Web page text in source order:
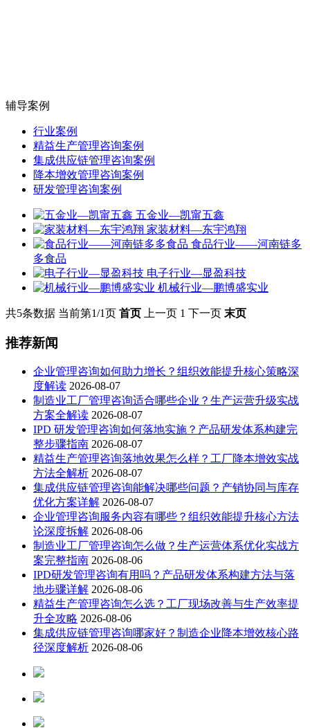
辅导案例
行业案例
精益生产管理咨询案例
集成供应链管理咨询案例
降本增效管理咨询案例
研发管理咨询案例
五金业—凯甯五鑫
家装材料—东宇鸿翔
食品行业——河南链多
多食品
电子行业—显盈科技
机械行业—鹏博盛实业
共5条数据 当前第1/1页 首页 上一页 1 下一页 末页
推荐新闻
企业管理咨询如何助力增长？组织效能提升核心策略深
度解读 2026-08-07
制造业工厂管理咨询适合哪些企业？生产运营升级实战
方案全解读 2026-08-07
IPD 研发管理咨询如何落地实施？产品研发体系构建完
整步骤指南 2026-08-07
精益生产管理咨询落地效果怎么样？工厂降本增效实战
方法全解析 2026-08-07
集成供应链管理咨询能解决哪些问题？产销协同与库存
优化方案详解 2026-08-07
企业管理咨询服务内容有哪些？组织效能提升核心方法
论深度拆解 2026-08-06
制造业工厂管理咨询怎么做？生产运营体系优化实战方
案完整指南 2026-08-06
IPD研发管理咨询有用吗？产品研发体系构建方法与落
地步骤详解 2026-08-06
精益生产管理咨询怎么选？工厂现场改善与生产效率提
升全攻略 2026-08-06
集成供应链管理咨询哪家好？制造企业降本增效核心路
径深度解析 2026-08-06